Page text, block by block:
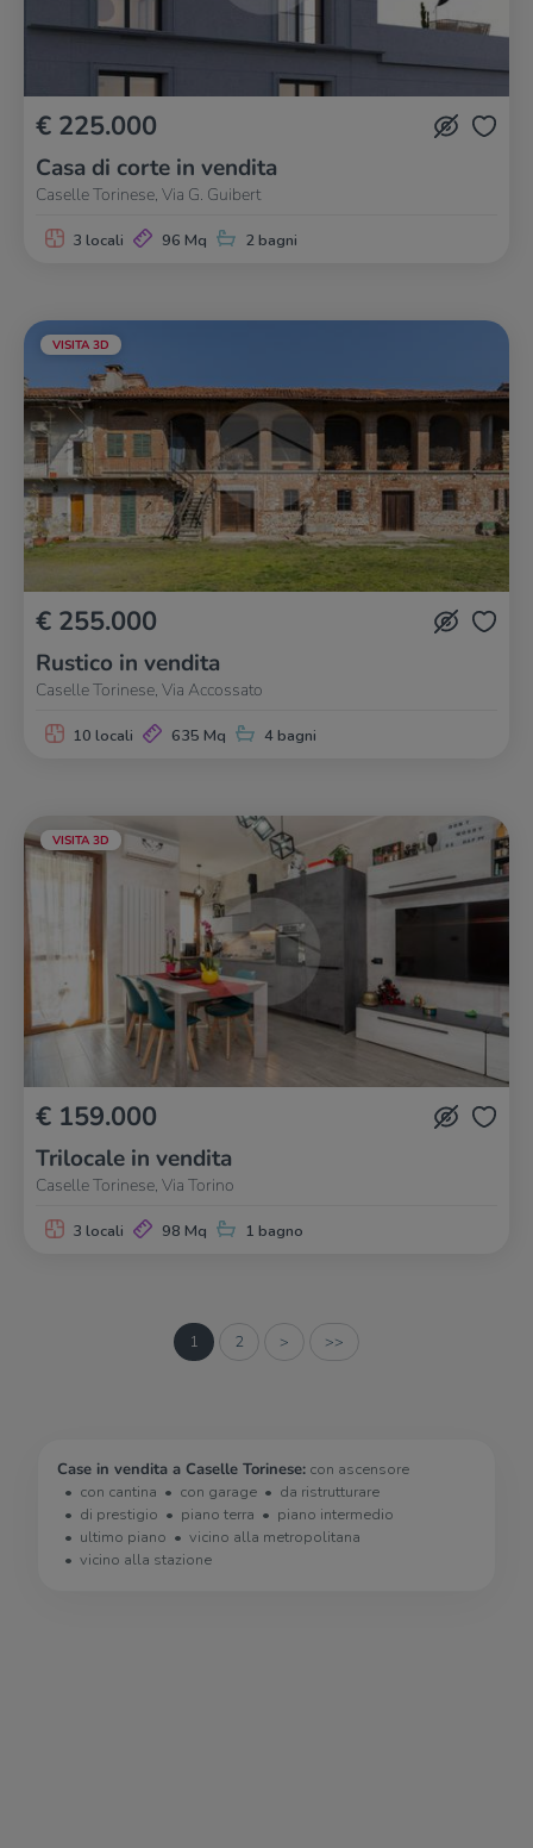
€ 225.000
Casa di corte in vendita
Caselle Torinese, Via G. Guibert
3 locali 96 Mq 2 bagni
VISITA 3D
€ 255.000
Rustico in vendita
Caselle Torinese, Via Accossato
10 locali 635 Mq 4 bagni
VISITA 3D
€ 159.000
Trilocale in vendita
Caselle Torinese, Via Torino
3 locali 98 Mq 1 bagno
1 2 > >>
Case in vendita a Caselle Torinese: con ascensore
con cantina
con garage
da ristrutturare
di prestigio
piano terra
piano intermedio
ultimo piano
vicino alla metropolitana
vicino alla stazione